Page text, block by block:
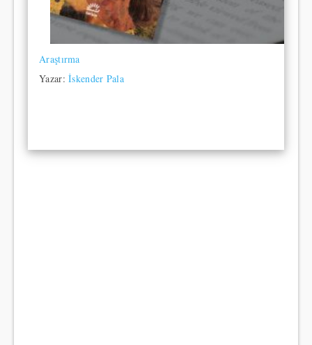
Araştırma
Yazar:İskender Pala